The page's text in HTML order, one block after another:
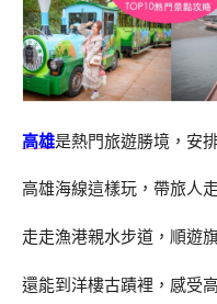
高雄是熱門旅遊勝境，安
高雄海線這樣玩，帶旅人走
走走漁港親水步道，順遊
還能到洋樓古蹟裡，感受